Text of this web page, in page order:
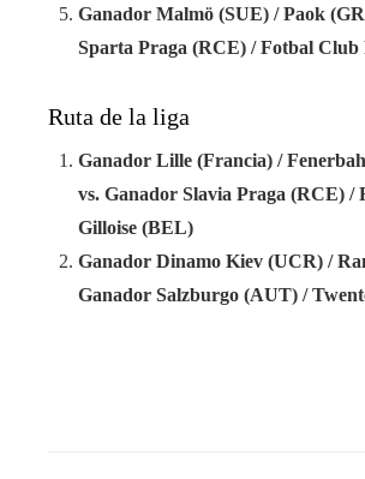
Ganador Malmö (SUE) / Paok
Sparta Praga (RCE) / Fotbal
Ruta de la liga
Ganador Lille (Francia) /
vs. Ganador Slavia Praga (RCE) /
Gilloise (BEL)
Ganador Dinamo Kiev (UCR) /
Ganador Salzburgo (AUT) /